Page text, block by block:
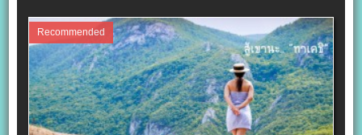
Recommended